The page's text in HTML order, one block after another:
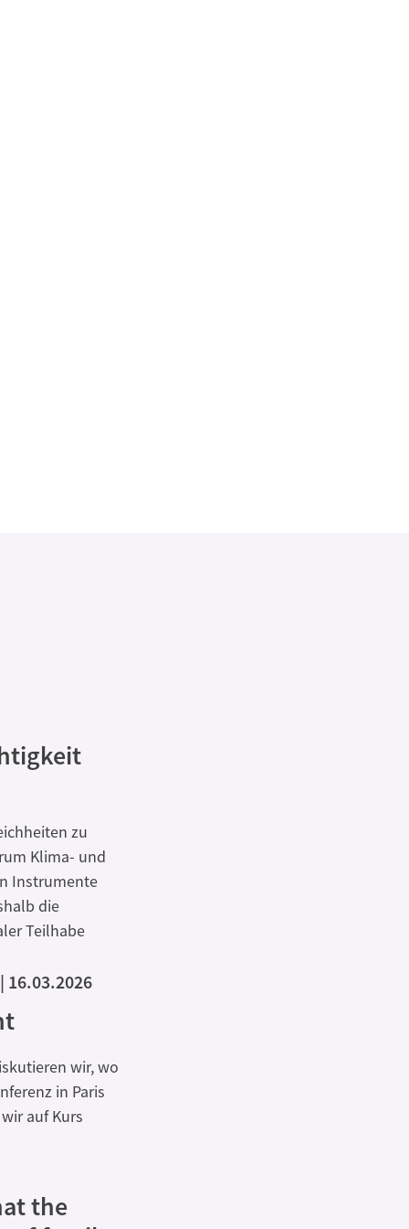
zu
Klima- und
Instrumente
die
Teilhabe
16.03.2026
wir, wo
in Paris
auf Kurs
the